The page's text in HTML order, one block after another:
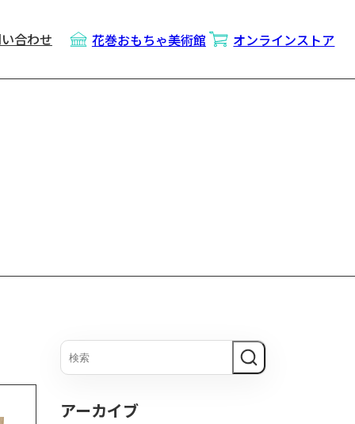
合わせ 花巻おもちゃ美術館 オンラインストア
アーカイブ